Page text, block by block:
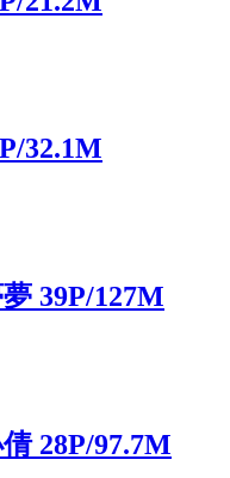
32.1M
39P/127M
28P/97.7M